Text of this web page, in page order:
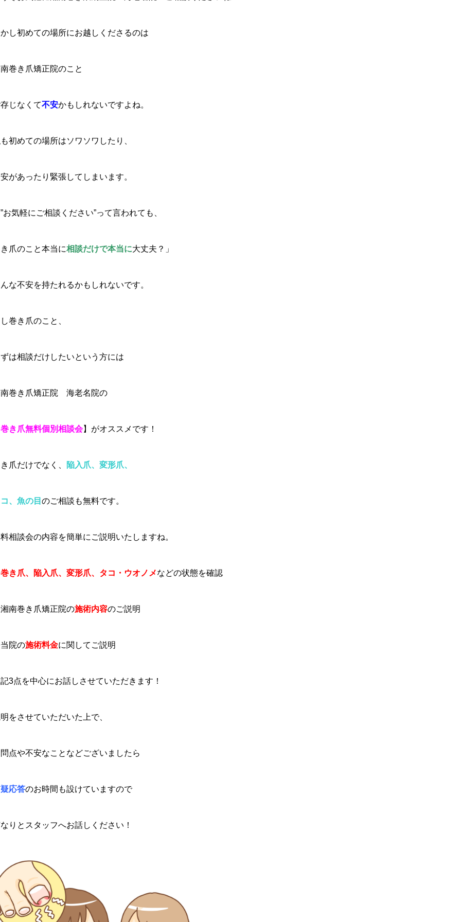
し初めての場所にお越しくださるのは
巻き爪矯正院のこと
じなくて不安かもしれないですよね。
初めての場所はソワソワしたり、
があったり緊張してしまいます。
お気軽にご相談ください”って言われても、
爪のこと本当に相談だけで本当に大丈夫？」
な不安を持たれるかもしれないです。
巻き爪のこと、
は相談だけしたいという方には
巻き爪矯正院 海老名院の
巻き爪無料個別相談会】がオススメです！
爪だけでなく、 陥入爪、変形爪、
、魚の目 のご相談も無料です。
相談会の内容を簡単にご説明いたしますね。
巻き爪、陥入爪、変形爪、タコ・ウオノメなどの状態を確認
南巻き爪矯正院の施術内容のご説明
院の施術料金に関してご説明
3点を中心にお話しさせていただきます！
をさせていただいた上で、
点や不安なことなどございましたら
応答のお時間も設けていますので
りとスタッフへお話しください！